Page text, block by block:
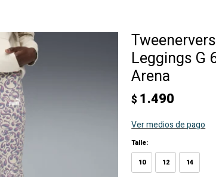
Leggings G
Arena
$ 1.490
Ver medios de pago
Talle:
10
12 14